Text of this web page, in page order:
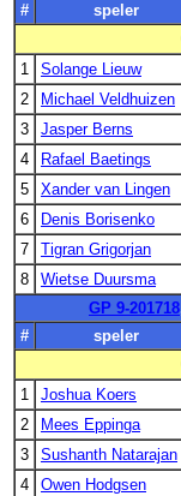
#
speler
1
Solange Lieuw
2
Michael Veldhuizen
3
Jasper Berns
4
Rafael Baetings
5
Xander van Lingen
6
Denis Borisenko
7
Tigran Grigorjan
8
Wietse Duursma
GP 9-201718
#
speler
1
Joshua Koers
2
Mees Eppinga
3
Sushanth Natarajan
4
Owen Hodgsen